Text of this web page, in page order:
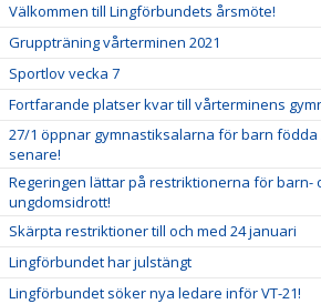
Välkommen till Lingförbundets årsmöte!
Gruppträning vårterminen 2021
Sportlov vecka 7
Fortfarande platser kvar till vårterminens
27/1 öppnar gymnastiksalarna för barn födda
senare!
Regeringen lättar på restriktionerna för barn-
ungdomsidrott!
Skärpta restriktioner till och med 24 januari
Lingförbundet har julstängt
Lingförbundet söker nya ledare inför VT-21!